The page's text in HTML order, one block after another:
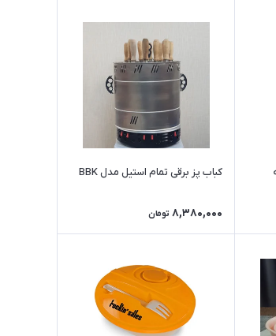
کباب پز برقی تمام استیل مدل BBK
8,380,000 تومان